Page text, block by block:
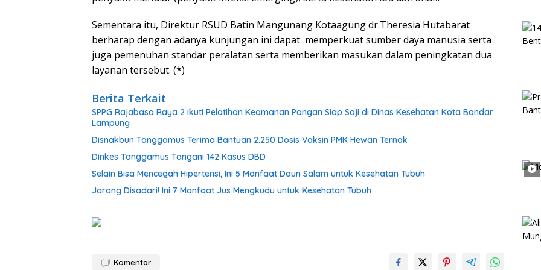
Sementara itu, Direktur RSUD Batin Mangunang Kotaagung dr.Theresia Hutabarat
berharap dengan adanya kunjungan ini dapat memperkuat sumber daya manusia serta
juga pemenuhan standar peralatan serta memberikan masukan dalam peningkatan dua
layanan tersebut. (*)
Berita Terkait
SPPG Rajabasa Raya 2 Ikuti Pelatihan Keamanan Pangan Siap Saji di Dinas Kesehatan Kota Bandar
Lampung
Disnakbun Tanggamus Terima Bantuan 2.250 Dosis Vaksin PMK Hewan Ternak
Dinkes Tanggamus Tangani 142 Kasus DBD
Selain Bisa Mencegah Hipertensi, Ini 5 Manfaat Daun Salam untuk Kesehatan Tubuh
Jarang Disadari! Ini 7 Manfaat Jus Mengkudu untuk Kesehatan Tubuh
Komentar